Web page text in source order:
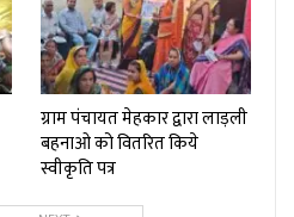
ग्राम पंचायत मेहकार द्वारा लाड़ली
बहनाओ को वितरित किये
स्वीकृति पत्र